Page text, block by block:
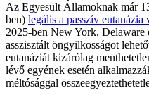
Az Egyesült Államoknak már
ben) legális a passzív
2025-ben New York,
asszisztált öngyilkosságot
eutanáziát kizárólag
lévő egyének esetén
méltósággal